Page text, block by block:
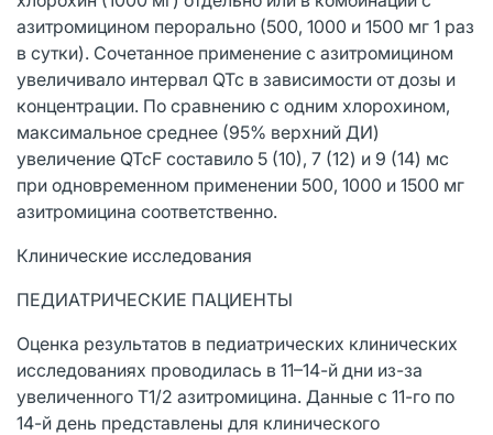
азитромицином перорально (500, 1000 и 1500 мг 1 раз
в сутки). Сочетанное применение с азитромицином
увеличивало интервал QTc в зависимости от дозы и
концентрации. По сравнению с одним хлорохином,
максимальное среднее (95% верхний ДИ)
увеличение QTcF составило 5 (10), 7 (12) и 9 (14) мс
при одновременном применении 500, 1000 и 1500 мг
азитромицина соответственно.
Клинические исследования
ПЕДИАТРИЧЕСКИЕ ПАЦИЕНТЫ
Оценка результатов в педиатрических клинических
исследованиях проводилась в 11–14-й дни из-за
увеличенного T1/2 азитромицина. Данные с 11-го по
14-й день представлены для клинического